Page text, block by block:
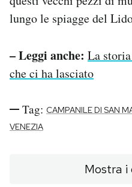
lungo le spiagge del
– Leggi anche: La
che ci ha lasciato
Tag: CAMPANILE DI SAN
VENEZIA
Mostra